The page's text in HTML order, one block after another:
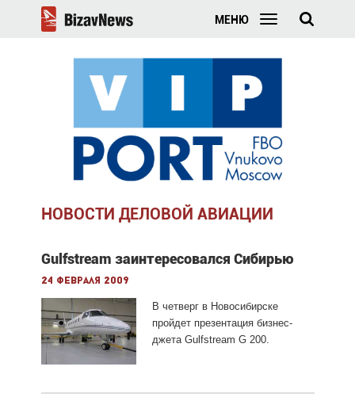
МЕНЮ
НОВОСТИ ДЕЛОВОЙ АВИАЦИИ
Gulfstream заинтересовался Сибирью
24 февраля 2009
В четверг в Новосибирске
пройдет презентация бизнес-
джета Gulfstream G 200.